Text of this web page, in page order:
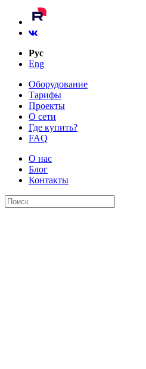
Рус
Eng
Оборудование
Тарифы
Проекты
О сети
Где купить?
FAQ
О нас
Блог
Контакты